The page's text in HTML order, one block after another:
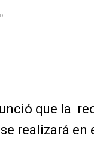
que la
realizará en